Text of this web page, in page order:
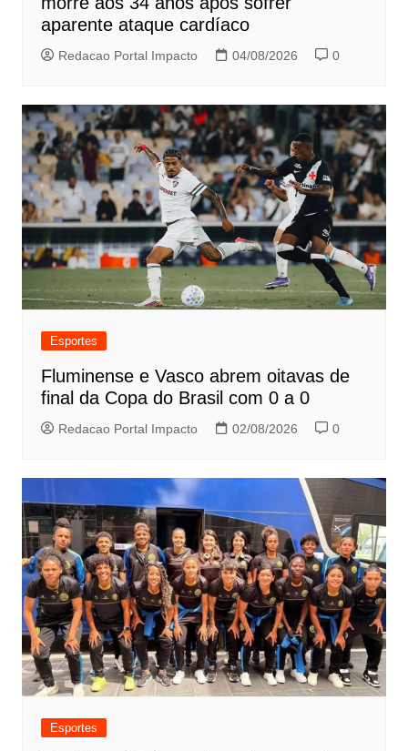
aparente ataque cardíaco
Redacao Portal Impacto 04/08/2026 0
Esportes
Fluminense e Vasco abrem oitavas de
final da Copa do Brasil com 0 a 0
Redacao Portal Impacto 02/08/2026 0
Esportes